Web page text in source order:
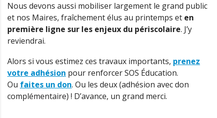
Nous devons aussi mobiliser largement le grand public
et nos Maires, fraîchement élus au printemps et en
première ligne sur les enjeux du périscolaire. J’y
reviendrai.
Alors si vous estimez ces travaux importants, prenez
votre adhésion pour renforcer SOS Éducation.
Ou faites un don. Ou les deux (adhésion avec don
complémentaire) ! D’avance, un grand merci.